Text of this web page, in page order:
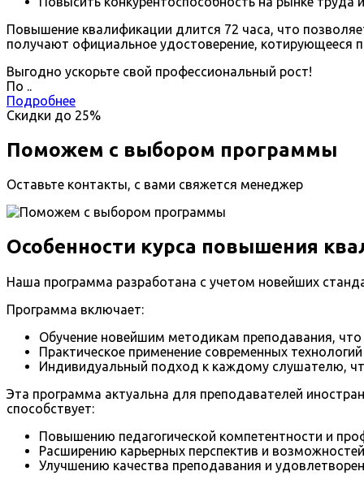
Повышение квалификации длится 72 часа, что
получают официальное удостоверение, котирующееся
Выгодно ускорьте свой профессиональный рост!
По ..
Подробнее
Скидки до 25%
Поможем с выбором программы
Оставьте контакты, с вами свяжется менеджер
Особенности курса повышения
Наша программа разработана с учетом новейших
Программа включает:
Обучение новейшим методикам преподавания,
Практическое применение современных
Индивидуальный подход к каждому слушателю,
Эта программа актуальна для преподавателей
способствует:
Повышению педагогической компетентности и
Расширению карьерных перспектив и
Улучшению качества преподавания и